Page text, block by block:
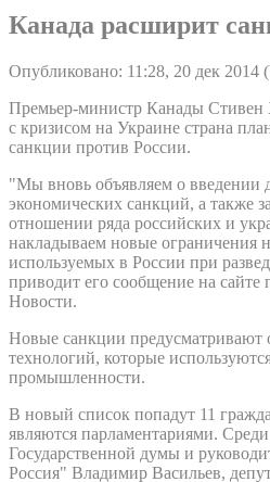
Канада расширит
Опубликовано: 11:28, 20 дек 2014
Премьер-министр Канады Стивен
с кризисом на Украине страна
санкции против России.
"Мы вновь объявляем о введении
экономических санкций, а также
отношении ряда российских и
накладываем новые ограничения
используемых в России при
приводит его сообщение на сайте
Новости.
Новые санкции предусматривают
технологий, которые
промышленности.
В новый список попадут 11
являются парламентариями.
Государственной думы и
Россия" Владимир Васильев,